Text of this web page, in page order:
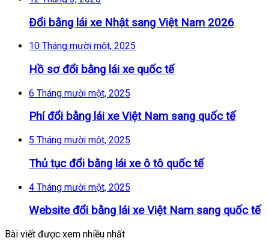
Đổi bằng lái xe Nhật sang Việt Nam 2026
10 Tháng mười một, 2025
Hồ sơ đổi bằng lái xe quốc tế
6 Tháng mười một, 2025
Phí đổi bằng lái xe Việt Nam sang quốc tế
5 Tháng mười một, 2025
Thủ tục đổi bằng lái xe ô tô quốc tế
4 Tháng mười một, 2025
Website đổi bằng lái xe Việt Nam sang quốc tế
Bài viết được xem nhiều nhất